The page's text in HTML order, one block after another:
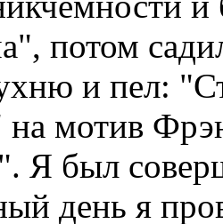
потом
и пел:
на мотив
Я был
день я